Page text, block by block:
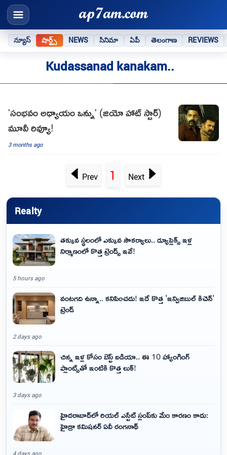
న్యూస్ షార్ట్స్ NEWS సినిమా ఏపీ తెలంగాణ REVIEWS
Kudassanad kanakam..
'సంభవం అధ్యాయం ఒన్ను' (జియో హాట్ స్టార్)
మూవీ రివ్యూ!
3 months ago
Prev 1 Next
Realty
తక్కువ స్థలంలో ఎక్కువ సౌకర్యాలు.. డ్యూప్లెక్స్ ఇళ్ల
నిర్మాణంలో కొత్త ట్రెండ్స్ ఇవే!
5 hours ago
వంటగది ఉన్నా.. కనిపించదు! ఇదే కొత్త 'ఇన్విజిబుల్ కిచెన్'
ట్రెండ్
2 days ago
చిన్న ఇళ్ల కోసం బెస్ట్ ఐడియా.. ఈ 10 హ్యాంగింగ్
ప్లాంట్స్‌తో ఇంటికి కొత్త లుక్!
3 days ago
హైదరాబాద్‌లో రియల్ ఎస్టేట్ స్లంప్‌కు మేం కారణం కాదు:
హైడ్రా కమిషనర్ ఏవీ రంగనాథ్
4 days ago